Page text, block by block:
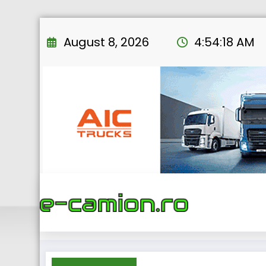
to
August 8, 2026 4:54:19 AM